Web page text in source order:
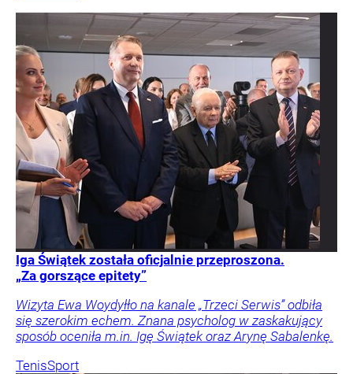
Iga Świątek została oficjalnie przeproszona.
„Za gorszące epitety”
Wizyta Ewa Woydyłło na kanale „Trzeci Serwis” odbiła
się szerokim echem. Znana psycholog w zaskakujący
sposób oceniła m.in. Igę Świątek oraz Arynę Sabalenkę.
TenisSport